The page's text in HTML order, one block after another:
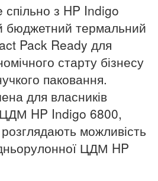
з HP Indigo
бюджетний термальний
Pack Ready для
старту бізнесу
паковання.
для власників
HP Indigo 6800,
можливість
ЦДМ HP